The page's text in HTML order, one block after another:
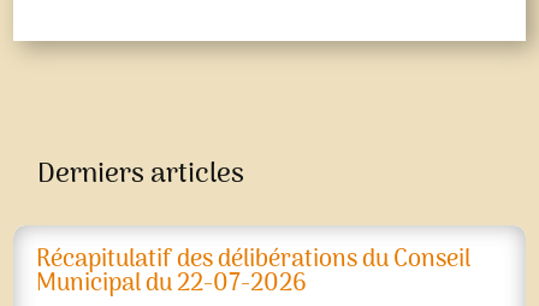
Derniers articles
Récapitulatif des délibérations du Conseil
Municipal du 22-07-2026